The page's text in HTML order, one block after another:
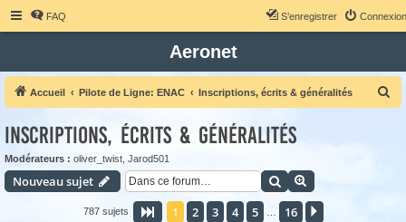
FAQ Connexion
S’enregistrer
Aeronet
Accueil Pilote de Ligne: ENAC Inscriptions, écrits & généralités
Inscriptions, écrits & généralités
Modérateurs : oliver_twist Jarod501
Nouveau sujet Rechercher
787 sujets Page 1sur16
1 2 3 4 5 16